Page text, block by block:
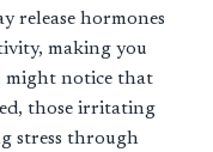
release hormones
making you
might notice that
those irritating
stress through